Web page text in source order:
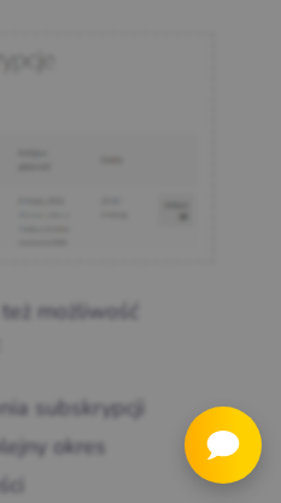
możliwość
subskrypcji
okres